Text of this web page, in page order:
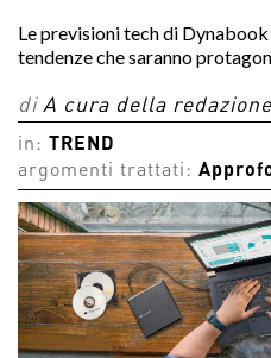
Le previsioni tech di
tendenze che saranno
di A cura della redazione
in:
TREND
argomenti trattati: